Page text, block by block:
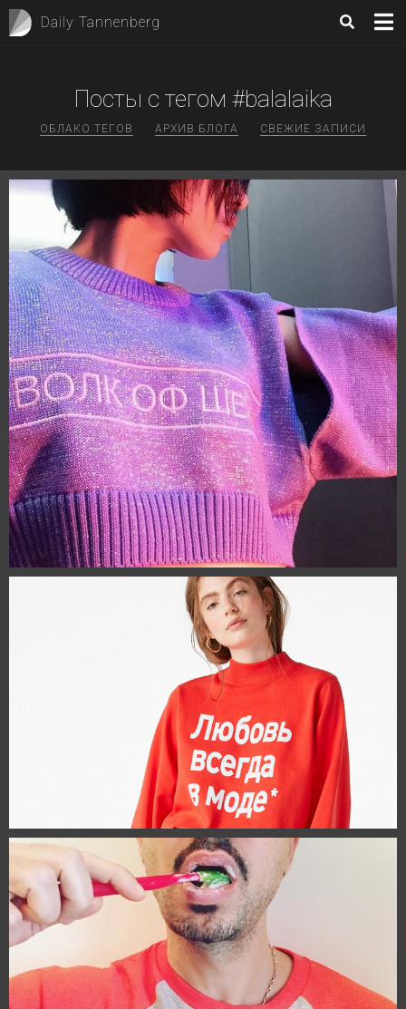
Daily Tannenberg
Посты с тегом #balalaika
ОБЛАКО ТЕГОВ АРХИВ БЛОГА СВЕЖИЕ ЗАПИСИ